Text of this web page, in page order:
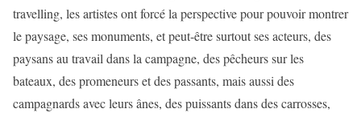
travelling, les artistes ont forcé la perspective pour pouvoir montrer
le paysage, ses monuments, et peut-être surtout ses acteurs, des
paysans au travail dans la campagne, des pêcheurs sur les
bateaux, des promeneurs et des passants, mais aussi des
campagnards avec leurs ânes, des puissants dans des carrosses,